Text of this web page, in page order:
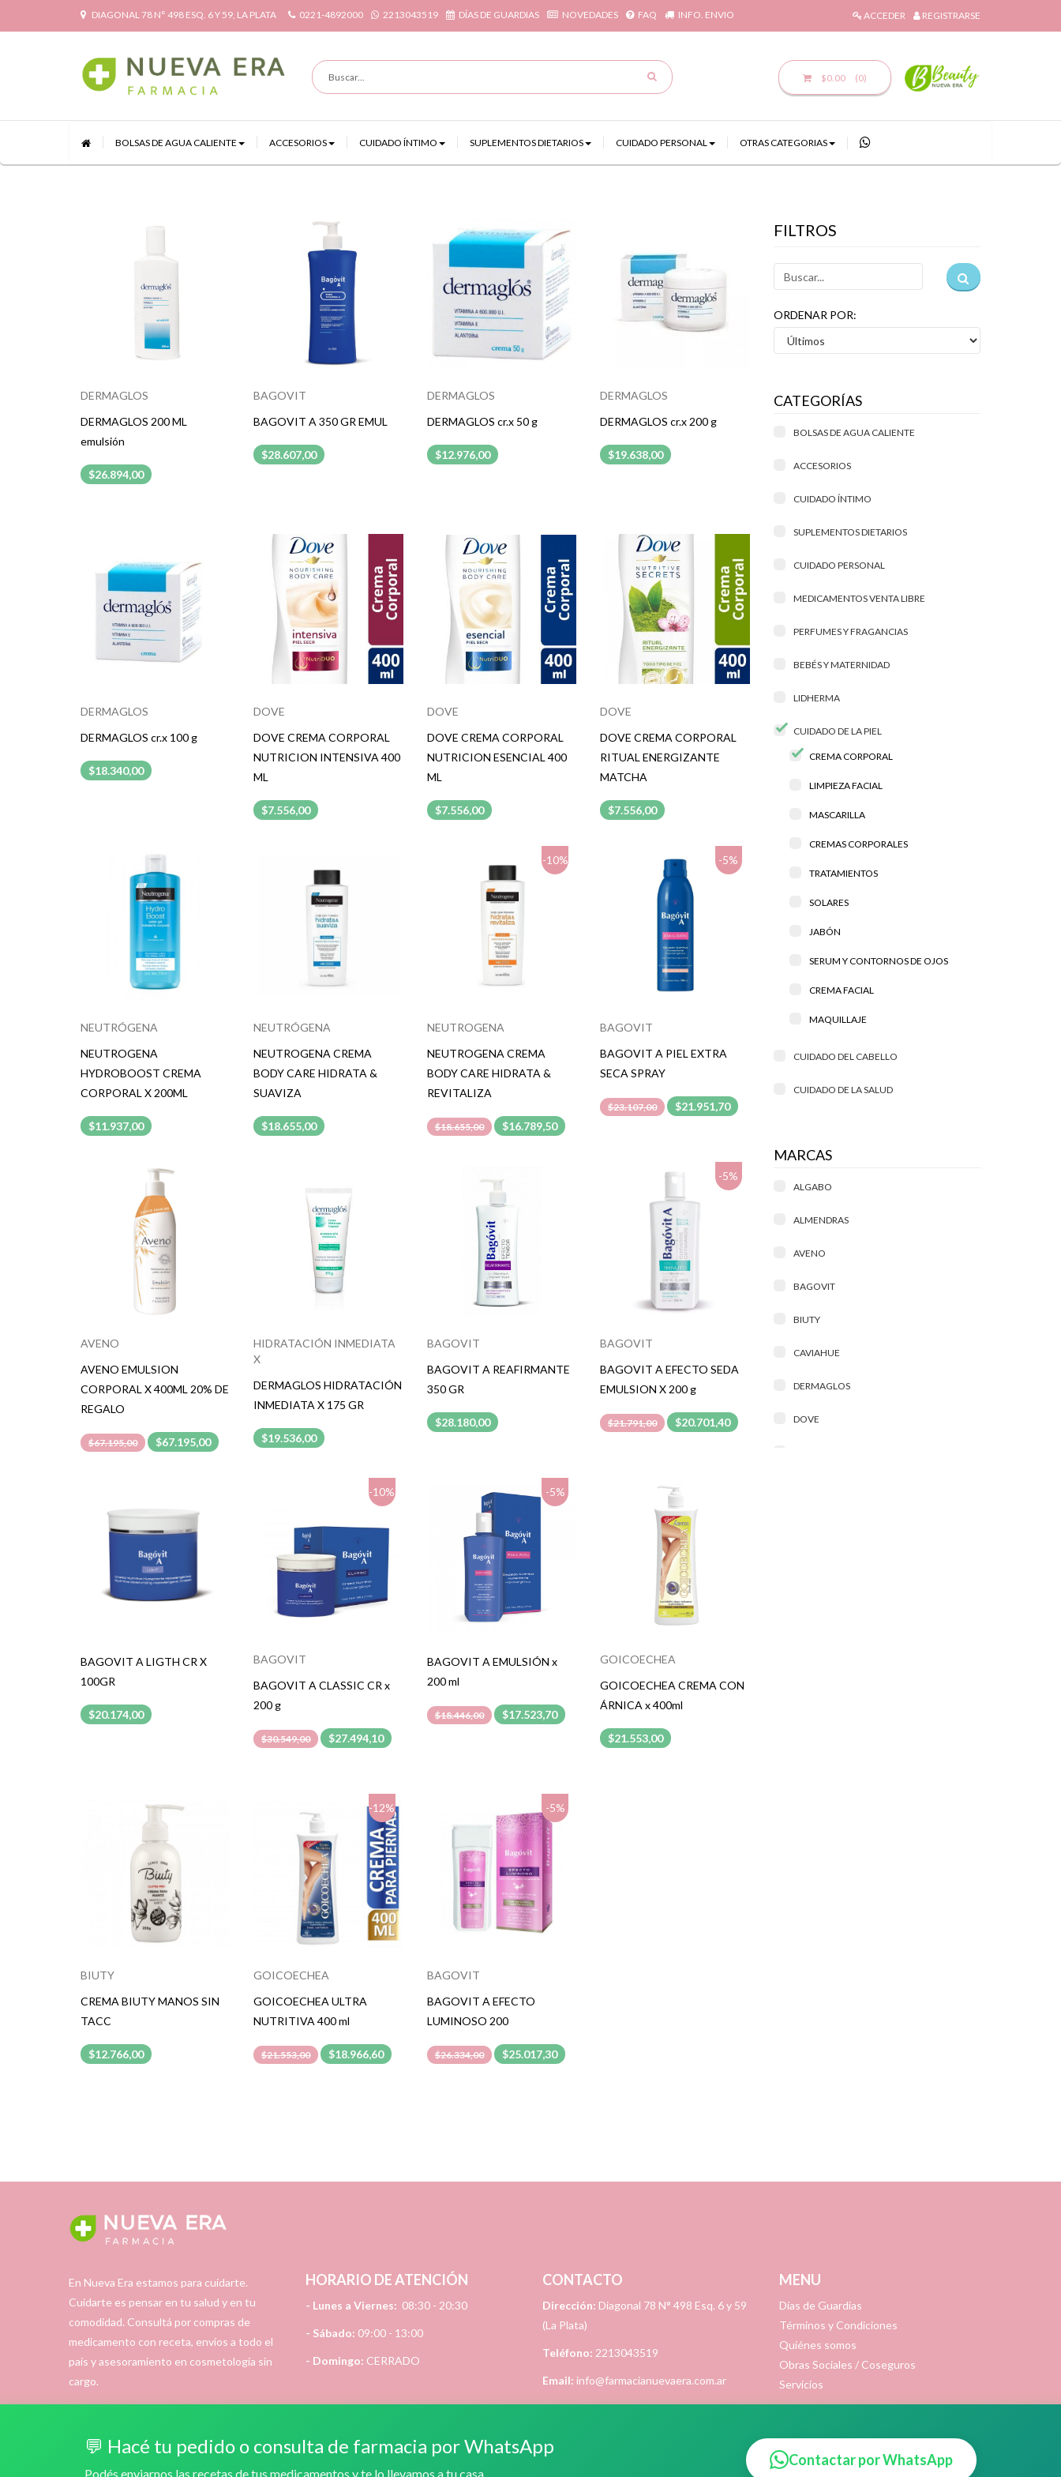
DIAGONAL 78 N° 498 ESQ. 6 Y 59, LA PLATA 0221-4892000 2213043519 DÍAS DE GUARDIAS NOVEDADES FAQ INFO. ENVIO ACCEDER REGISTRARSE
$0.00 (0)
BOLSAS DE AGUA CALIENTE ACCESORIOS CUIDADO ÍNTIMO SUPLEMENTOS DIETARIOS CUIDADO PERSONAL OTRAS CATEGORIAS
DERMAGLOS
DERMAGLOS 200 ML
emulsión
$26.894,00
BAGOVIT
BAGOVIT A 350 GR EMUL
$28.607,00
DERMAGLOS
DERMAGLOS cr.x 50 g
$12.976,00
DERMAGLOS
DERMAGLOS cr.x 200 g
$19.638,00
DERMAGLOS
DERMAGLOS cr.x 100 g
$18.340,00
DOVE
DOVE CREMA CORPORAL
NUTRICION INTENSIVA 400
ML
$7.556,00
DOVE
DOVE CREMA CORPORAL
NUTRICION ESENCIAL 400
ML
$7.556,00
DOVE
DOVE CREMA CORPORAL
RITUAL ENERGIZANTE
MATCHA
$7.556,00
NEUTRÓGENA
NEUTROGENA
HYDROBOOST CREMA
CORPORAL X 200ML
$11.937,00
NEUTRÓGENA
NEUTROGENA CREMA
BODY CARE HIDRATA &
SUAVIZA
$18.655,00
-10%
NEUTROGENA
NEUTROGENA CREMA
BODY CARE HIDRATA &
REVITALIZA
$18.655,00 $16.789,50
-5%
BAGOVIT
BAGOVIT A PIEL EXTRA
SECA SPRAY
$23.107,00 $21.951,70
AVENO
AVENO EMULSION
CORPORAL X 400ML 20% DE
REGALO
$67.195,00 $67.195,00
HIDRATACIÓN INMEDIATA
X
DERMAGLOS HIDRATACIÓN
INMEDIATA X 175 GR
$19.536,00
BAGOVIT
BAGOVIT A REAFIRMANTE
350 GR
$28.180,00
-5%
BAGOVIT
BAGOVIT A EFECTO SEDA
EMULSION X 200 g
$21.791,00 $20.701,40
BAGOVIT A LIGTH CR X
100GR
$20.174,00
-10%
BAGOVIT
BAGOVIT A CLASSIC CR x
200 g
$30.549,00 $27.494,10
-5%
BAGOVIT A EMULSIÓN x
200 ml
$18.446,00 $17.523,70
GOICOECHEA
GOICOECHEA CREMA CON
ÁRNICA x 400ml
$21.553,00
BIUTY
CREMA BIUTY MANOS SIN
TACC
$12.766,00
-12%
GOICOECHEA
GOICOECHEA ULTRA
NUTRITIVA 400 ml
$21.553,00 $18.966,60
-5%
BAGOVIT
BAGOVIT A EFECTO
LUMINOSO 200
$26.334,00 $25.017,30
FILTROS
ORDENAR POR:
CATEGORÍAS
BOLSAS DE AGUA CALIENTE
ACCESORIOS
CUIDADO ÍNTIMO
SUPLEMENTOS DIETARIOS
CUIDADO PERSONAL
MEDICAMENTOS VENTA LIBRE
PERFUMES Y FRAGANCIAS
BEBÉS Y MATERNIDAD
LIDHERMA
CUIDADO DE LA PIEL
CREMA CORPORAL
LIMPIEZA FACIAL
MASCARILLA
CREMAS CORPORALES
TRATAMIENTOS
SOLARES
JABÓN
SERUM Y CONTORNOS DE OJOS
CREMA FACIAL
MAQUILLAJE
CUIDADO DEL CABELLO
CUIDADO DE LA SALUD
MARCAS
ALGABO
ALMENDRAS
AVENO
BAGOVIT
BIUTY
CAVIAHUE
DERMAGLOS
DOVE
En Nueva Era estamos para cuidarte.
Cuidarte es pensar en tu salud y en tu
comodidad. Consultá por compras de
medicamento con receta, envíos a todo el
país y asesoramiento en cosmetología sin
cargo.
HORARIO DE ATENCIÓN
- Lunes a Viernes: 08:30 - 20:30
- Sábado: 09:00 - 13:00
- Domingo: CERRADO
CONTACTO
Dirección: Diagonal 78 N° 498 Esq. 6 y 59
(La Plata)
Teléfono: 2213043519
Email: info@farmacianuevaera.com.ar
MENU
Días de Guardias
Términos y Condiciones
Quiénes somos
Obras Sociales / Coseguros
Servicios
© 2020Farmacia Nueva EraTodos los derechos reservados. Desarrollado por Estudio Rocha & Asociados
💬 Hacé tu pedido o consulta de farmacia por WhatsApp
Podés enviarnos las recetas de tus medicamentos y te lo llevamos a tu casa
Contactar por WhatsApp